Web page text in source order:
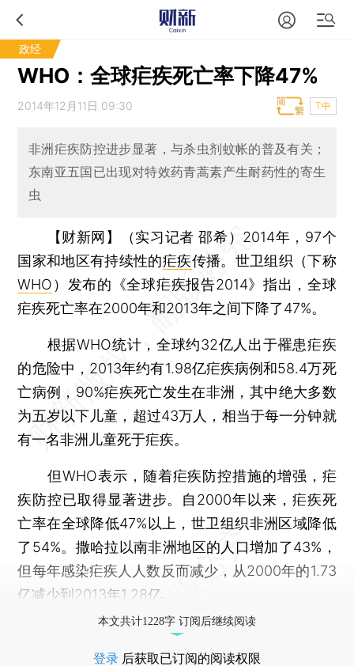
政经
WHO：全球疟疾死亡率下降47%
2014年12月11日 09:30 T中
非洲疟疾防控进步显著，与杀虫剂蚊帐的普及有关；
东南亚五国已出现对特效药青蒿素产生耐药性的寄生
虫
【财新网】（实习记者 邵希） 2014年，97个
国家和地区有持续性的疟疾传播。世卫组织（下称
WHO ）发布的《全球疟疾报告2014》指出，全球
疟疾死亡率在2000年和2013年之间下降了47%。
根据WHO统计，全球约32亿人出于罹患疟疾
的危险中，2013年约有1.98亿疟疾病例和58.4万死
亡病例，90%疟疾死亡发生在非洲，其中绝大多数
为五岁以下儿童，超过43万人，相当于每一分钟就
有一名非洲儿童死于疟疾。
但WHO表示，随着疟疾防控措施的增强，疟
疾防控已取得显著进步。自2000年以来，疟疾死
亡率在全球降低47%以上，世卫组织非洲区域降低
了54%。撒哈拉以南非洲地区的人口增加了43%，
但每年感染疟疾人人数反而减少，从2000年的1.73
亿减少到2013年1.28亿。
本文共计1228字 订阅后继续阅读
登录 后获取已订阅的阅读权限